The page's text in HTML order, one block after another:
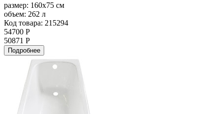
размер: 160x75 см
объем: 262 л
Код товара: 215294
54700 Р
50871 Р
Подробнее